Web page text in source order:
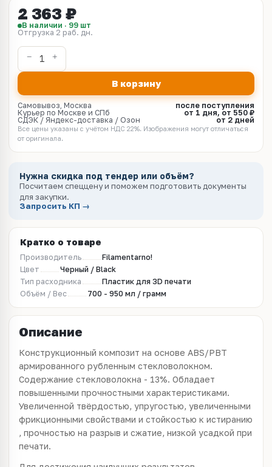
2 363 ₽
В наличии · 99 шт
Отгрузка 2 раб. дн.
В корзину
Самовывоз, Москва
после поступления
Курьер по Москве и СПб
от 1 дня, от 550 ₽
СДЭК / Яндекс-доставка / Озон
от 2 дней
Все цены указаны с учётом НДС 22%. Изображения могут отличаться
от оригинала.
Нужна скидка под тендер или объём?
Посчитаем спеццену и поможем подготовить документы
для закупки.
Запросить КП →
Кратко о товаре
Производитель
Filamentarno!
Цвет
Черный / Black
Тип расходника
Пластик для 3D печати
Объём / Вес
700 - 950 мл / грамм
Описание
Конструкционный композит на основе ABS/PBT
армированного рубленным стекловолокном.
Содержание стекловолокна - 13%. Обладает
повышенными прочностными характеристиками.
Увеличенной твёрдостью, упругостью, увеличенными
фрикционными свойствами и стойкостью к истиранию
, прочностью на разрыв и сжатие, низкой усадкой при
печати.